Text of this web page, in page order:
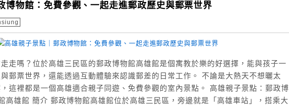
博物館：免費參觀、一起走進郵政歷史與郵票世界
走嗎？位於高雄三民區的郵政博物館高雄館是個寓教於樂的好選擇，能與孩子一
郵票世界，還能透過互動體驗來認識郵差的日常工作。 不論是大熱天不想曬太
這裡都是一個高雄適合親子同遊、免費參觀的室內景點。 高雄親子景點：郵政博
高雄館 簡介 郵政博物館高雄館位於高雄三民區，旁邊就是「高雄車站」，搭乘大